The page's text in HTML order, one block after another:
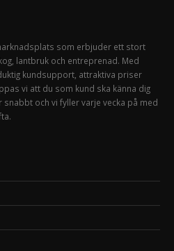
som erbjuder ett stort
lantbruk och entreprenad. Med
kundsupport, attraktiva priser
vi att du som kund ska känna dig
och vi fyller varje vecka på med